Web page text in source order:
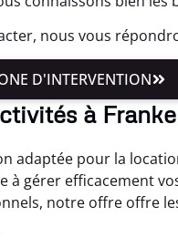
nous vous
D'INTERVENTION
à
adaptée pour la
à gérer efficacement
notre offre offre